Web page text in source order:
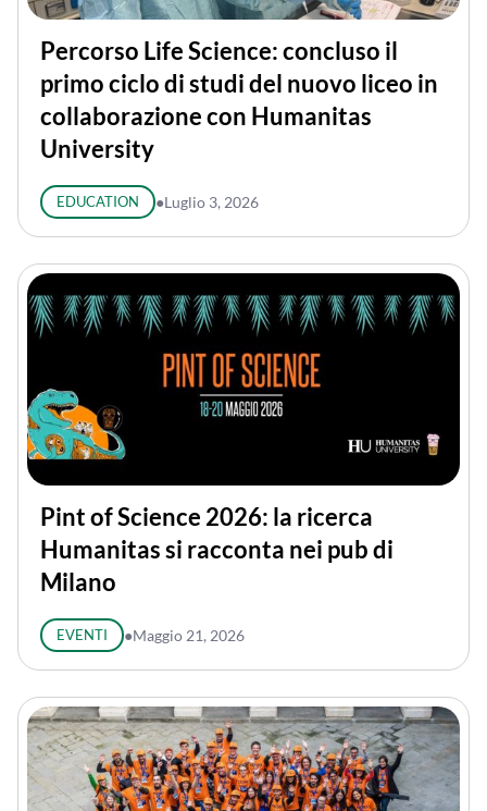
Percorso Life Science: concluso il
primo ciclo di studi del nuovo liceo in
collaborazione con Humanitas
University
EDUCATION ●Luglio 3, 2026
Pint of Science 2026: la ricerca
Humanitas si racconta nei pub di
Milano
EVENTI ●Maggio 21, 2026